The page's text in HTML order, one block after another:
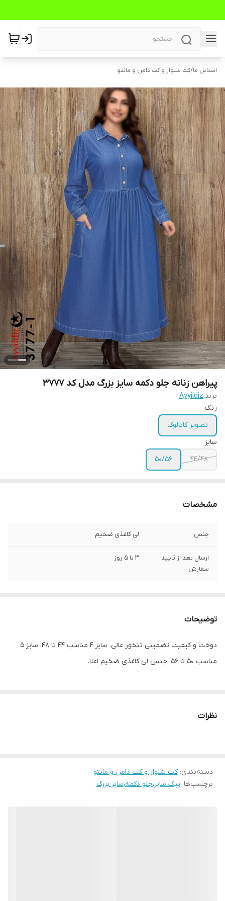
استایل ما/کت شلوار و کت دامن و مانتو
پیراهن زنانه جلو دکمه سایز بزرگ مدل کد 3777
برند:Ayyildiz
رنگ
تصویر کاتالوگ
سایز
44/48
50/56
مشخصات
جنس لی کاغذی ضخیم
ارسال بعد از تایید
سفارش
3 تا 5 روز
توضیحات
دوخت و کیفیت تضمینی تنخور عالی. سایز ۴ مناسب ۴۴ تا ۴۸، سایز ۵
مناسب ۵۰ تا ۵۶. جنس لی کاغذی ضخیم اعلا.
نظرات
دسته‌بندی:کت شلوار و کت دامن و مانتو
برچسب‌ها :بیگ سایز،جلو دکمه،سایز بزرگ